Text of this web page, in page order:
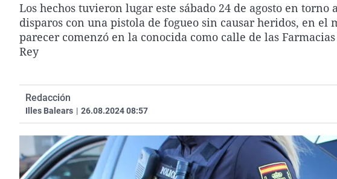
Los hechos tuvieron lugar este sábado 24 de agosto en
disparos con una pistola de fogueo sin causar heridos, en
parecer comenzó en la conocida como calle de las
Rey
Redacción
Illes Balears | 26.08.2024 08:57